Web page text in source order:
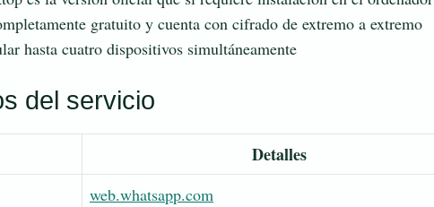
gratuito y cuenta con cifrado de extremo a extremo
hasta cuatro dispositivos simultáneamente
del servicio
Detalles
web.whatsapp.com